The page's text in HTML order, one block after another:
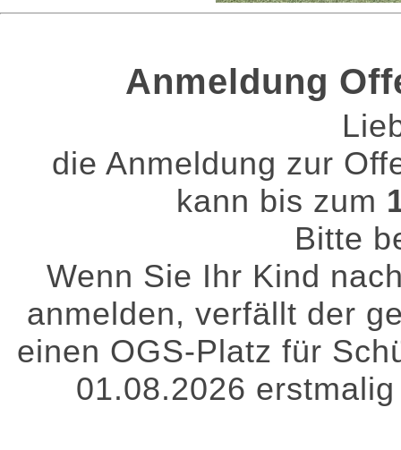
Anmeldung
die Anmeldung zur
kann bis zum
Bitte
Wenn Sie Ihr Kind
anmelden, verfällt der
einen OGS-Platz für
01.08.2026